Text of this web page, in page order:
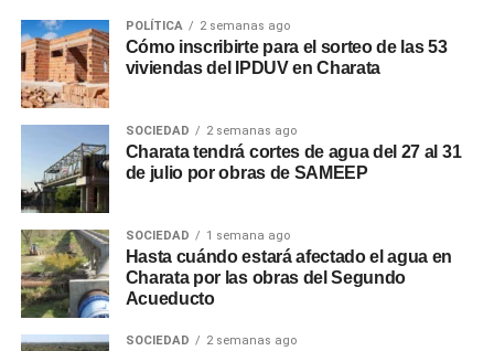
POLÍTICA 2 semanas ago
Cómo inscribirte para el sorteo de las 53
viviendas del IPDUV en Charata
SOCIEDAD 2 semanas ago
Charata tendrá cortes de agua del 27 al 31
de julio por obras de SAMEEP
SOCIEDAD 1 semana ago
Hasta cuándo estará afectado el agua en
Charata por las obras del Segundo
Acueducto
SOCIEDAD 2 semanas ago